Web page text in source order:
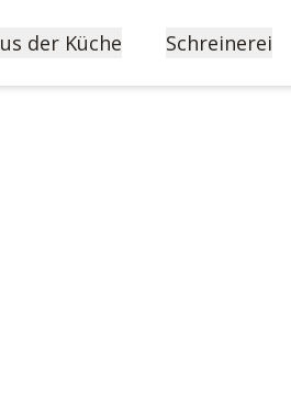
der Küche Schreinerei